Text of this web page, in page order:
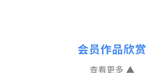
会员作品欣赏
查看更多 ▲